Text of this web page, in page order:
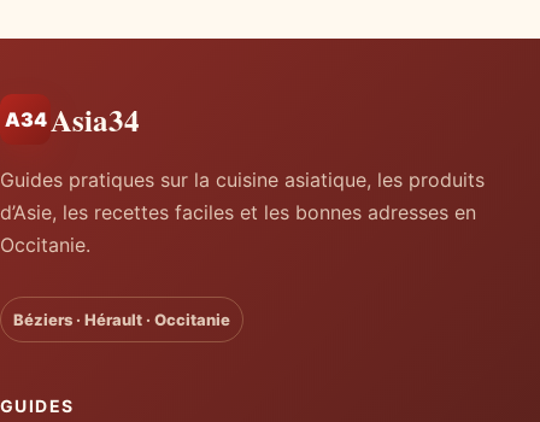
A34Asia34
Guides pratiques sur la cuisine asiatique, les produits
d’Asie, les recettes faciles et les bonnes adresses en
Occitanie.
Béziers · Hérault · Occitanie
GUIDES